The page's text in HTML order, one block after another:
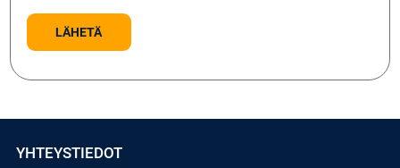
YHTEYSTIEDOT